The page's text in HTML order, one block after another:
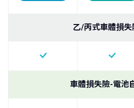
乙/丙式車體損失
車體損失險-電池